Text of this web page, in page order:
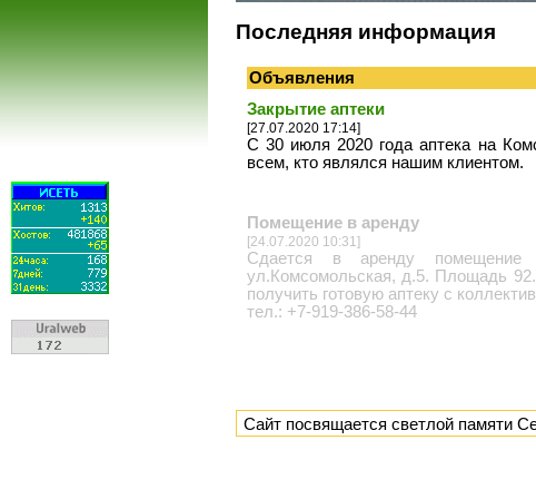
Последняя информация
Объявления
Закрытие аптеки
[27.07.2020 17:14]
С 30 июля 2020 года аптека на
всем, кто являлся нашим клиентом.
Помещение в аренду
[24.07.2020 10:31]
Сдается в аренду помещение
ул.Комсомольская, д.5. Площадь
получить готовую аптеку с
тел.: +7-919-386-58-44
Сайт посвящается светлой памяти